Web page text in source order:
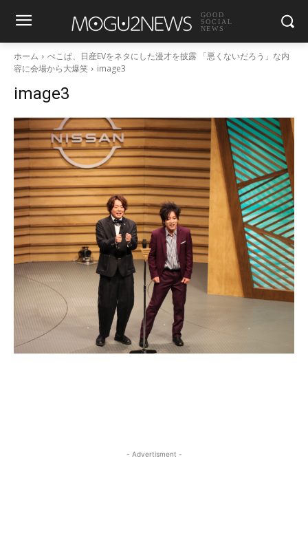
GOOD
SOCIAL
NEWS
ホーム
ぺこぱ、日産EVをネタにした漫才を披露 「悪くないだろう」な内
容に会場から大爆笑
image3
image3
- Advertisment -